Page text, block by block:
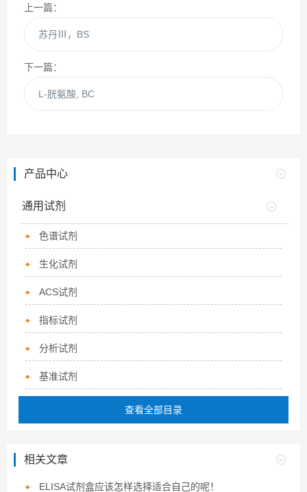
上一篇：
苏丹Ⅲ，BS
下一篇：
L-胱氨酸, BC
产品中心
通用试剂
色谱试剂
生化试剂
ACS试剂
指标试剂
分析试剂
基准试剂
查看全部目录
相关文章
ELISA试剂盒应该怎样选择适合自己的呢！